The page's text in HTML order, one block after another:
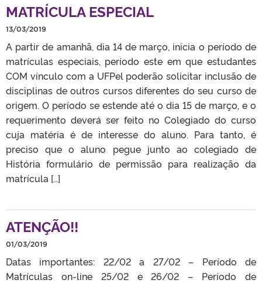
MATRÍCULA ESPECIAL
13/03/2019
A partir de amanhã, dia 14 de março, inicia o período de
matrículas especiais, período este em que estudantes
COM vínculo com a UFPel poderão solicitar inclusão de
disciplinas de outros cursos diferentes do seu curso de
origem. O período se estende até o dia 15 de março, e o
requerimento deverá ser feito no Colegiado do curso
cuja matéria é de interesse do aluno. Para tanto, é
preciso que o aluno pegue junto ao colegiado de
História formulário de permissão para realização da
matrícula […]
ATENÇÃO!!
01/03/2019
Datas importantes: 22/02 a 27/02 – Período de
Matrículas on-line 25/02 e 26/02 – Período de